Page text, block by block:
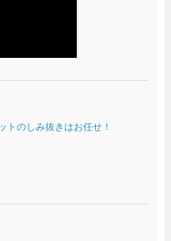
トのしみ抜きはお任せ！